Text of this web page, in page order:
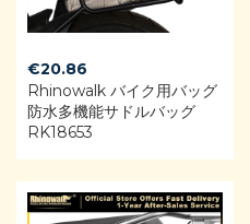
€20.86
Rhinowalk バイク用バッグ
防水多機能サドルバッグ
RK18653